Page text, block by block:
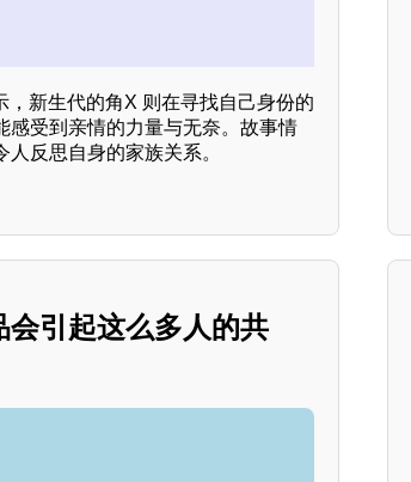
新生代的角X 则在寻找自己身份的
感受到亲情的力量与无奈。故事情
反思自身的家族关系。
会引起这么多人的共